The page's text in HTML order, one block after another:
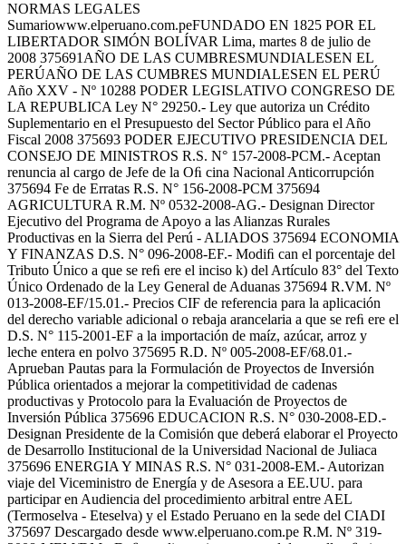
NORMAS LEGALES
Sumariowww.elperuano.com.peFUNDADO EN 1825 POR EL
LIBERTADOR SIMÓN BOLÍVAR Lima, martes 8 de julio de
2008 375691AÑO DE LAS CUMBRESMUNDIALESEN EL
PERÚAÑO DE LAS CUMBRES MUNDIALESEN EL PERÚ
Año XXV - Nº 10288 PODER LEGISLATIVO CONGRESO DE
LA REPUBLICA Ley N° 29250.- Ley que autoriza un Crédito
Suplementario en el Presupuesto del Sector Público para el Año
Fiscal 2008 375693 PODER EJECUTIVO PRESIDENCIA DEL
CONSEJO DE MINISTROS R.S. N° 157-2008-PCM.- Aceptan
renuncia al cargo de Jefe de la Oﬁ cina Nacional Anticorrupción
375694 Fe de Erratas R.S. N° 156-2008-PCM 375694
AGRICULTURA R.M. Nº 0532-2008-AG.- Designan Director
Ejecutivo del Programa de Apoyo a las Alianzas Rurales
Productivas en la Sierra del Perú - ALIADOS 375694 ECONOMIA
Y FINANZAS D.S. N° 096-2008-EF.- Modiﬁ can el porcentaje del
Tributo Único a que se reﬁ ere el inciso k) del Artículo 83° del Texto
Único Ordenado de la Ley General de Aduanas 375694 R.VM. Nº
013-2008-EF/15.01.- Precios CIF de referencia para la aplicación
del derecho variable adicional o rebaja arancelaria a que se reﬁ ere el
D.S. N° 115-2001-EF a la importación de maíz, azúcar, arroz y
leche entera en polvo 375695 R.D. Nº 005-2008-EF/68.01.-
Aprueban Pautas para la Formulación de Proyectos de Inversión
Pública orientados a mejorar la competitividad de cadenas
productivas y Protocolo para la Evaluación de Proyectos de
Inversión Pública 375696 EDUCACION R.S. N° 030-2008-ED.-
Designan Presidente de la Comisión que deberá elaborar el Proyecto
de Desarrollo Institucional de la Universidad Nacional de Juliaca
375696 ENERGIA Y MINAS R.S. N° 031-2008-EM.- Autorizan
viaje del Viceministro de Energía y de Asesora a EE.UU. para
participar en Audiencia del procedimiento arbitral entre AEL
(Termoselva - Eteselva) y el Estado Peruano en la sede del CIADI
375697 Descargado desde www.elperuano.com.pe R.M. Nº 319-